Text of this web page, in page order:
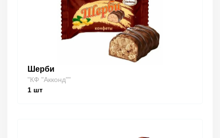
Шерби
"КФ "Акконд""
1 шт